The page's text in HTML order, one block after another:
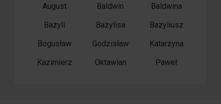
August Baldwin
Baldwina
Bazyli
Bazylisa
Bazyliusz
Bogusław
Godzisław
Katarzyna
Kazimierz
Oktawian Paweł